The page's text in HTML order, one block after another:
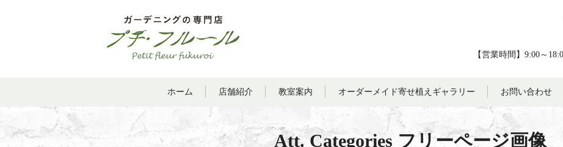
【営業時間】9:00～
ホーム 店舗紹介 教室案内 オーダーメイド寄せ植えギャラリー お問い合わせ
Att. Categories フリーページ画像